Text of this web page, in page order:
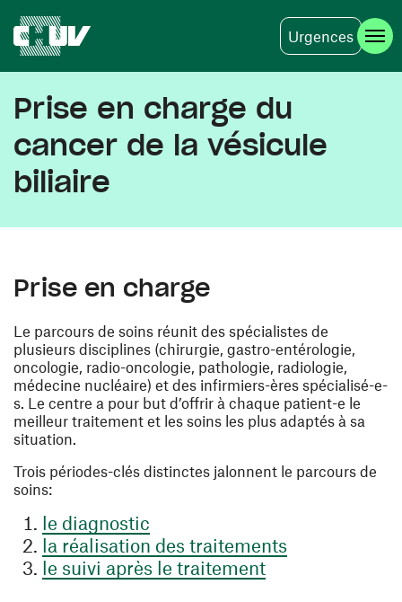
Urgences
Prise en charge du
cancer de la vésicule
biliaire
Prise en charge
Le parcours de soins réunit des spécialistes de
plusieurs disciplines (chirurgie, gastro-entérologie,
oncologie, radio-oncologie, pathologie, radiologie,
médecine nucléaire) et des infirmiers-ères spécialisé-e-
s. Le centre a pour but d’offrir à chaque patient-e le
meilleur traitement et les soins les plus adaptés à sa
situation.
Trois périodes-clés distinctes jalonnent le parcours de
soins:
le diagnostic
la réalisation des traitements
le suivi après le traitement